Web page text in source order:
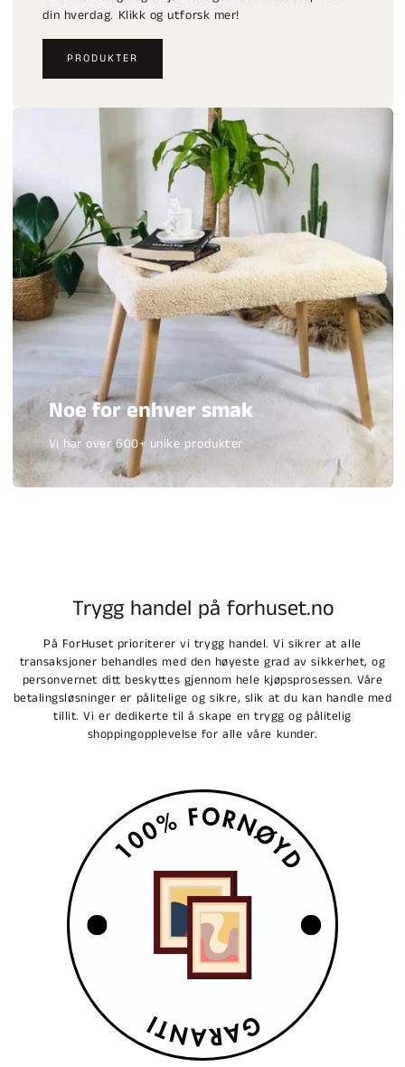
din hverdag. Klikk og utforsk mer!
PRODUKTER
Noe for enhver smak
Vi har over 600+ unike produkter
Trygg handel på forhuset.no
På ForHuset prioriterer vi trygg handel. Vi sikrer at alle
transaksjoner behandles med den høyeste grad av sikkerhet, og
personvernet ditt beskyttes gjennom hele kjøpsprosessen. Våre
betalingsløsninger er pålitelige og sikre, slik at du kan handle med
tillit. Vi er dedikerte til å skape en trygg og pålitelig
shoppingopplevelse for alle våre kunder.